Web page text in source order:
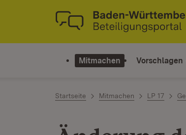
Zum Inhalt springen
Link zur Startseite
Mitmachen Vorschlagen
Startseite Mitmachen LP 17